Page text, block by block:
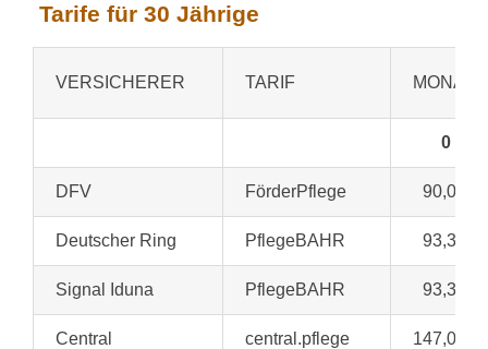
Tarife für 30 Jährige
VERSICHERER TARIF
0
DFV FörderPflege 90,00 €
Deutscher Ring PflegeBAHR 93,30 €
Signal Iduna PflegeBAHR 93,30 €
Central central.pflege 147,00 €